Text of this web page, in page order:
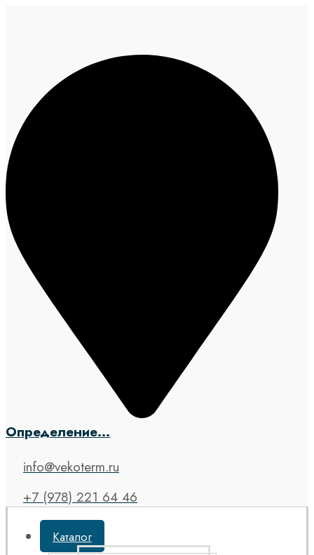
Определение...
info@vekoterm.ru
+7 (978) 221 64 46
Каталог